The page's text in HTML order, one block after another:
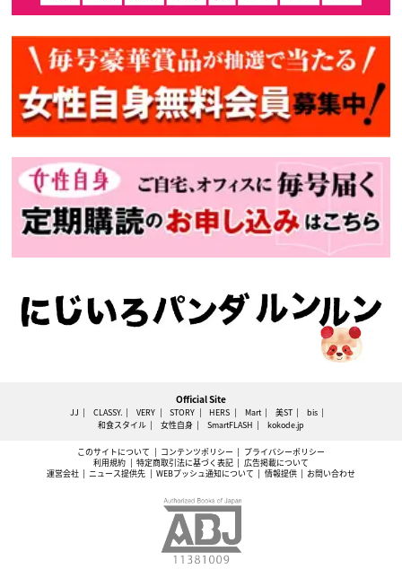
Official Site
JJ CLASSY. VERY STORY HERS Mart 美ST
bis
和食スタイル
女性自身 SmartFLASH kokode.jp
このサイトについて コンテンツポリシー
プライバシーポリシー
利用規約
特定商取引法に基づく表記
広告掲載について
運営会社
ニュース提供先 WEBプッシュ通知について 情報提供 お問い合わせ